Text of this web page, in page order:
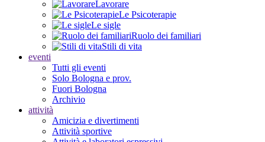
Lavorare
Le Psicoterapie
Le sigle
Ruolo dei familiari
Stili di vita
eventi
Tutti gli eventi
Solo Bologna e prov.
Fuori Bologna
Archivio
attività
Amicizia e divertimenti
Attività sportive